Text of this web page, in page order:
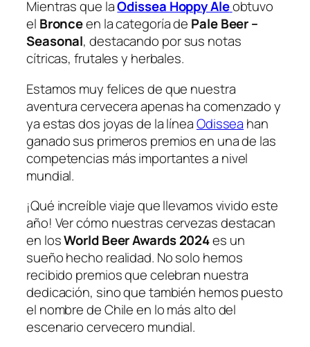
Mientras que laOdissea Hoppy Aleobtuvo
el Bronceen la categoría de Pale Beer –
Seasonal, destacando por sus notas
cítricas, frutales y herbales.
Estamos muy felices de que nuestra
aventura cervecera apenas ha comenzado y
ya estas dos joyas de la líneaOdissea han
ganado sus primeros premios en una de las
competencias más importantes a nivel
mundial.
¡Qué increíble viaje que llevamos vivido este
año! Ver cómo nuestras cervezas destacan
en losWorld Beer Awards 2024es un
sueño hecho realidad. No solo hemos
recibido premios que celebran nuestra
dedicación, sino que también hemos puesto
el nombre de Chile en lo más alto del
escenario cervecero mundial.